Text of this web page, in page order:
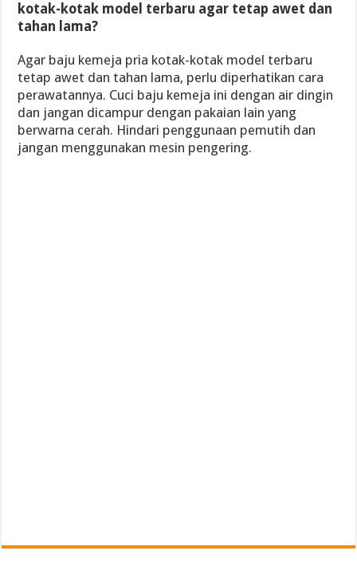
kotak-kotak model terbaru agar tetap awet dan
tahan lama?
Agar baju kemeja pria kotak-kotak model terbaru
tetap awet dan tahan lama, perlu diperhatikan cara
perawatannya. Cuci baju kemeja ini dengan air dingin
dan jangan dicampur dengan pakaian lain yang
berwarna cerah. Hindari penggunaan pemutih dan
jangan menggunakan mesin pengering.